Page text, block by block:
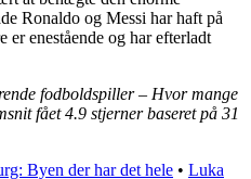
Ronaldo og Messi har haft på
er enestående og har efterladt
fodboldspiller – Hvor mange
fået4.9 stjerner baseret på 31
Byen der har det hele • Luka